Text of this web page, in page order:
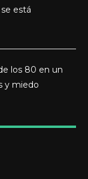
está
los 80 en un
y miedo